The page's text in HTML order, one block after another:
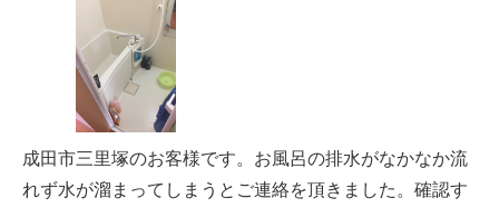
成田市三里塚のお客様です。お風呂の排水がなかなか流
れず水が溜まってしまうとご連絡を頂きました。確認す